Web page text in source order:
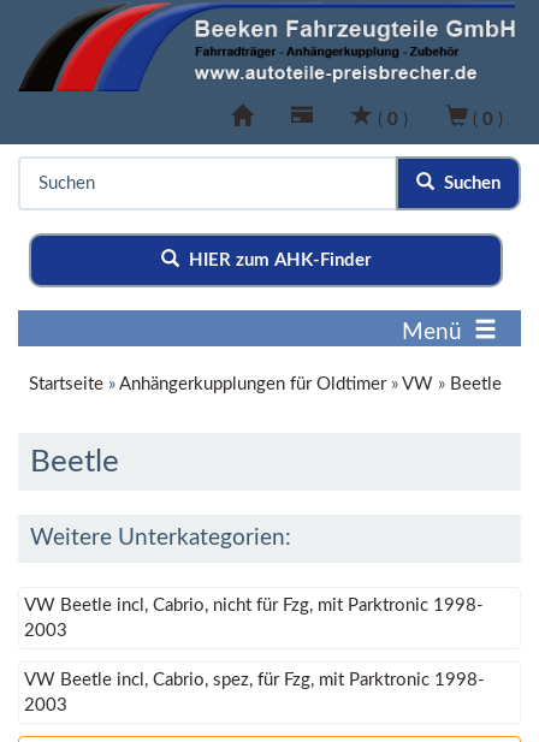
( 0 ) ( 0 )
Suchen
HIER zum AHK-Finder
Menü
Startseite » Anhängerkupplungen für Oldtimer» VW » Beetle
Beetle
Weitere Unterkategorien:
VW Beetle incl, Cabrio, nicht für Fzg, mit Parktronic 1998-
2003
VW Beetle incl, Cabrio, spez, für Fzg, mit Parktronic 1998-
2003